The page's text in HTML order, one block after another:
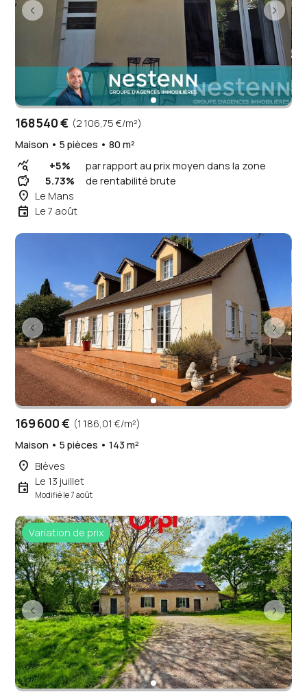
168 540 € (2 106,75 €/m²)
Maison • 5 pièces • 80 m²
query_stats +5% par rapport au prix moyen dans la zone
savings 5.73% de rentabilité brute
place Le Mans
event Le 7 août
169 600 € (1 186,01 €/m²)
Maison • 5 pièces • 143 m²
place Blèves
event Le 13 juillet
Modifié le 7 août
Variation de prix